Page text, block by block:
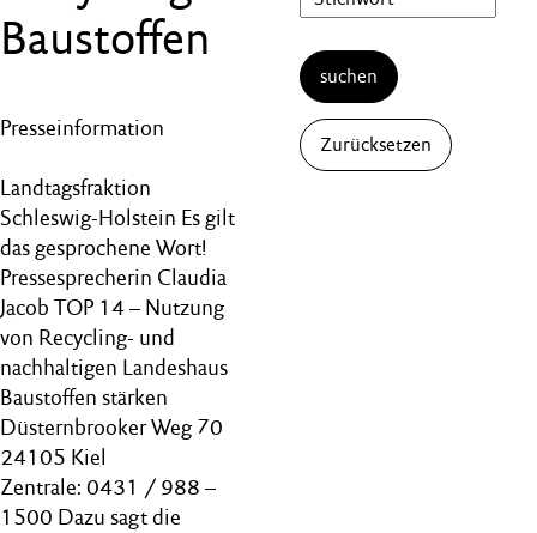
Baustoffen
Presseinformation
Landtagsfraktion
Schleswig-Holstein Es gilt
das gesprochene Wort!
Pressesprecherin Claudia
Jacob TOP 14 – Nutzung
von Recycling- und
nachhaltigen Landeshaus
Baustoffen stärken
Düsternbrooker Weg 70
24105 Kiel
Zentrale: 0431 / 988 –
1500 Dazu sagt die
suchen
Zurücksetzen